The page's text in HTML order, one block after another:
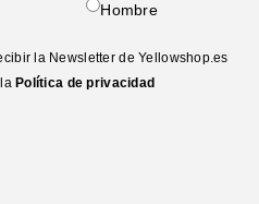
Hombre
la Newsletter de Yellowshop.es
Política de privacidad